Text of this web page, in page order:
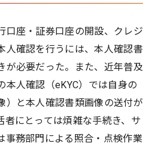
口座・証券口座の開設、クレジ
人確認を行うには、本人確認書
が必要だった。また、近年普及
本人確認（eKYC）では自身の
と本人確認書類画像の送付が
者にとっては煩雑な手続き、サ
事務部門による照合・点検作業